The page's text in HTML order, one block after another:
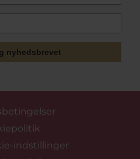
nyhedsbrevet
indstillinger